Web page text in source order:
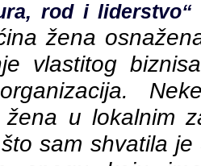
rod i liderstvo“
žena
vlastitog
žena u lokalnim
sam shvatila